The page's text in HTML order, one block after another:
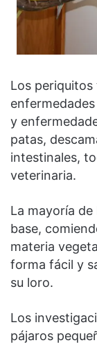
Los
y
patas,
intestinales,
veterinaria.
La mayoría
base,
materia
forma fácil y
su loro.
Los
pájaros